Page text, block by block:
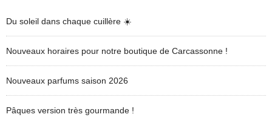
Du soleil dans chaque cuillère ☀️
Nouveaux horaires pour notre boutique de Carcassonne !
Nouveaux parfums saison 2026
Pâques version très gourmande !